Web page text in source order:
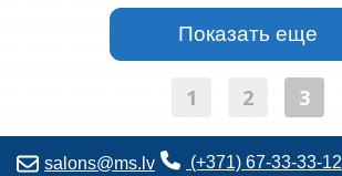
1 2 3
salons@ms.lv (+371) 67-33-33-12